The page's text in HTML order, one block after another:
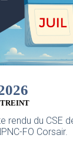
rendu du CSE
FO Corsair.